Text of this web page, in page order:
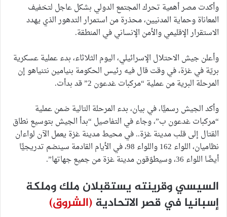
وأكدت مصر أهمية تحرك المجتمع الدولي بشكل عاجل لتخفيف
المعاناة وحماية المدنيين، محذرة من استمرار التدهور الذي يهدد
الاستقرار الإقليمي والأمن الإنساني في المنطقة.
وأعلن جيش الاحتلال الإسرائيلي، اليوم الثلاثاء، بدء عملية عسكرية
بريّة في غزة، في وقت قال فيه رئيس الحكومة بنيامين نتنياهو إن
المرحلة البرية من عملية “مركبات غدعون 2” قد بدأت.
وأكد الجيش رسميًّا، في بيان، بدء المرحلة التالية ضمن عملية
“مركبات غدعون ب”، وجاء في التفاصيل “بدأ الجيش بتوسيع نطاق
القتال إلى قلب مدينة غزة.. في محيط مدينة غزة يعمل الآن لواءان
نظاميان، اللواء 162 واللواء 98، في الأيام القادمة سينضم تدريجيًّا
أيضًا اللواء 36، وسيطوّقون مدينة غزة من جميع جهاتها”.
السيسي وقرينته يستقبلان ملك وملكة
إسبانيا في قصر الاتحادية(الشروق)